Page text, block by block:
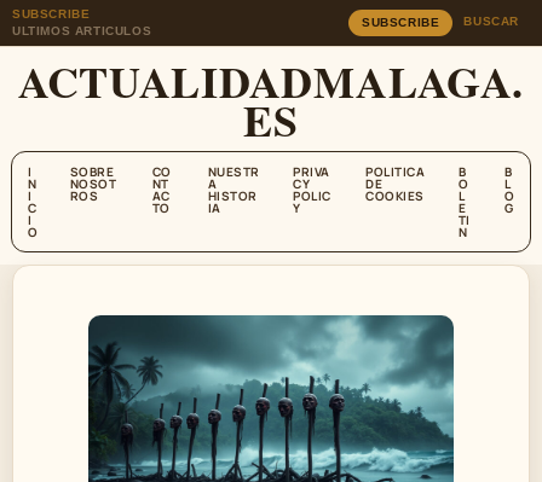
SUBSCRIBE
ULTIMOS ARTICULOS
SUBSCRIBE BUSCAR
ACTUALIDADMALAGA.
ES
I
N
I
C
I
O
SOBRE
NOSOT
ROS
CO
NT
AC
TO
NUESTR
A
HISTOR
IA
PRIVA
CY
POLIC
Y
POLITICA
DE
COOKIES
B
O
L
E
TI
N
B
L
O
G